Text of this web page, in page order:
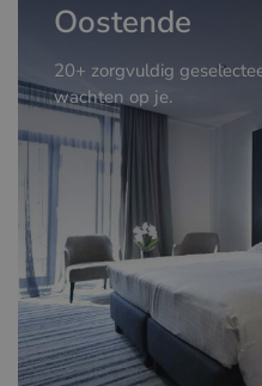
Oostende
20+ zorgvuldig
wachten op je.